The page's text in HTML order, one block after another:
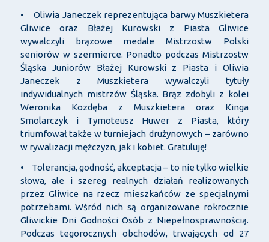
• Oliwia Janeczek reprezentująca barwy Muszkietera
Gliwice oraz Błażej Kurowski z Piasta Gliwice
wywalczyli brązowe medale Mistrzostw Polski
seniorów w szermierce. Ponadto podczas Mistrzostw
Śląska Juniorów Błażej Kurowski z Piasta i Oliwia
Janeczek z Muszkietera wywalczyli tytuły
indywidualnych mistrzów Śląska. Brąz zdobyli z kolei
Weronika Kozdęba z Muszkietera oraz Kinga
Smolarczyk i Tymoteusz Huwer z Piasta, który
triumfował także w turniejach drużynowych – zarówno
w rywalizacji mężczyzn, jak i kobiet. Gratuluję!
• Tolerancja, godność, akceptacja – to nie tylko wielkie
słowa, ale i szereg realnych działań realizowanych
przez Gliwice na rzecz mieszkańców ze specjalnymi
potrzebami. Wśród nich są organizowane rokrocznie
Gliwickie Dni Godności Osób z Niepełnosprawnością.
Podczas tegorocznych obchodów, trwających od 27